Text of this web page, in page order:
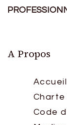
A Propos
Accueil
Charte
Code